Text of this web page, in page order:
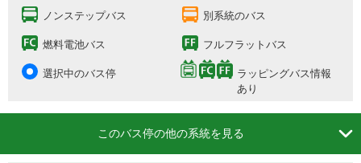
ノンステップバス 別系統のバス
燃料電池バス フルフラットバス
選択中のバス停
ラッピングバス情報
あり
このバス停の他の系統を見る 